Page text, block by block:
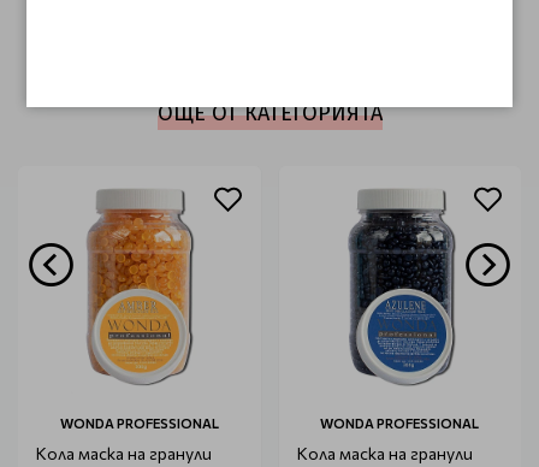
ОЩЕ ОТ КАТЕГОРИЯТА
WONDA PROFESSIONAL
Кола маска на гранули
WONDA PROFESSIONAL
Кола маска на гранули